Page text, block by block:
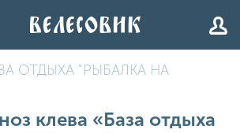
ОТДЫХА "РЫБАЛКА НА
клева «База отдыха